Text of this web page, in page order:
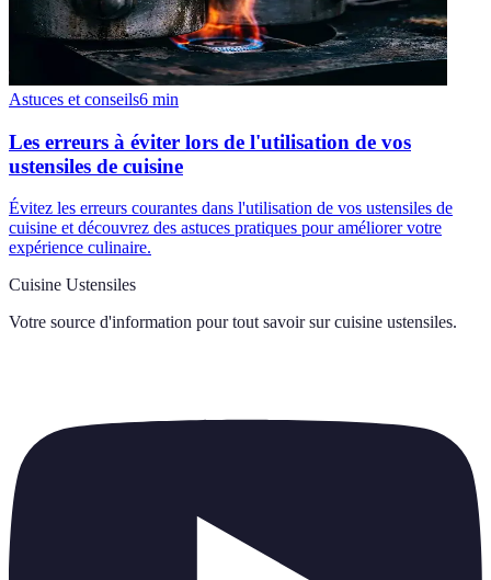
Astuces et conseils6 min
Les erreurs à éviter lors de l'utilisation de vos
ustensiles de cuisine
Évitez les erreurs courantes dans l'utilisation de vos ustensiles de
cuisine et découvrez des astuces pratiques pour améliorer votre
expérience culinaire.
Cuisine Ustensiles
Votre source d'information pour tout savoir sur cuisine ustensiles.